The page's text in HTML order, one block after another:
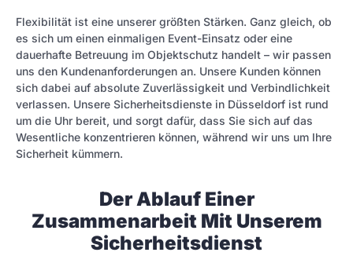
Flexibilität ist eine unserer größten Stärken. Ganz gleich, ob
es sich um einen einmaligen Event-Einsatz oder eine
dauerhafte Betreuung im Objektschutz handelt – wir passen
uns den Kundenanforderungen an. Unsere Kunden können
sich dabei auf absolute Zuverlässigkeit und Verbindlichkeit
verlassen. Unsere Sicherheitsdienste in Düsseldorf ist rund
um die Uhr bereit, und sorgt dafür, dass Sie sich auf das
Wesentliche konzentrieren können, während wir uns um Ihre
Sicherheit kümmern.
Der Ablauf Einer
Zusammenarbeit Mit Unserem
Sicherheitsdienst